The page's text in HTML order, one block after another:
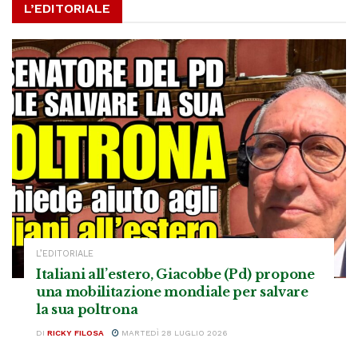
L’EDITORIALE
L’EDITORIALE
Italiani all’estero, Giacobbe (Pd) propone
una mobilitazione mondiale per salvare
la sua poltrona
DI RICKY FILOSA MARTEDÌ 28 LUGLIO 2026